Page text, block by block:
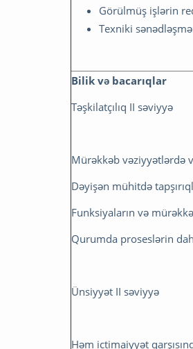
Görülmüş işlərin
Texniki
Bilik və bacarıqlar
Təşkilatçılıq II səviyyə
Mürəkkəb vəziyyətlərdə
Dəyişən mühitdə
Funksiyaların və
Qurumda proseslərin
Ünsiyyət II səviyyə
Həm ictimaiyyət